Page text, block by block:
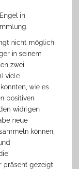
in
nicht möglich
in seinem
zwei
viele
wie es
positiven
widrigen
neue
können.
präsent gezeigt